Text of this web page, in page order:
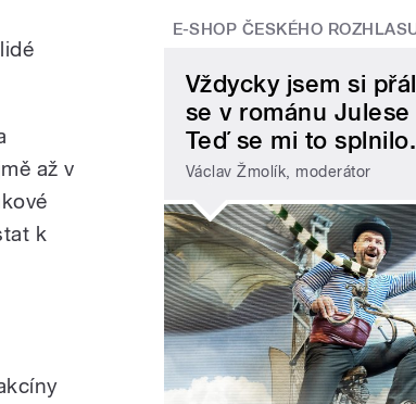
až v
k
E-SHOP ČESKÉHO
Vždycky jsem si
se v románu Julese
Teď se mi to splnilo.
Václav Žmolík, moderátor